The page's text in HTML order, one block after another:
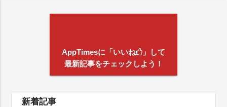
AppTimesに「いいね
」して
最新記事をチェックしよう！
新着記事